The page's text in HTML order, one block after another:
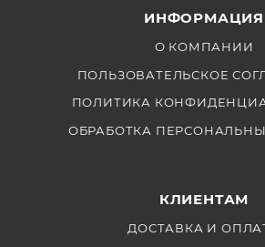
ИНФОРМАЦИЯ
О КОМПАНИИ
ПОЛЬЗОВАТЕЛЬСКОЕ
ПОЛИТИКА
ОБРАБОТКА
КЛИЕНТАМ
ДОСТАВКА И